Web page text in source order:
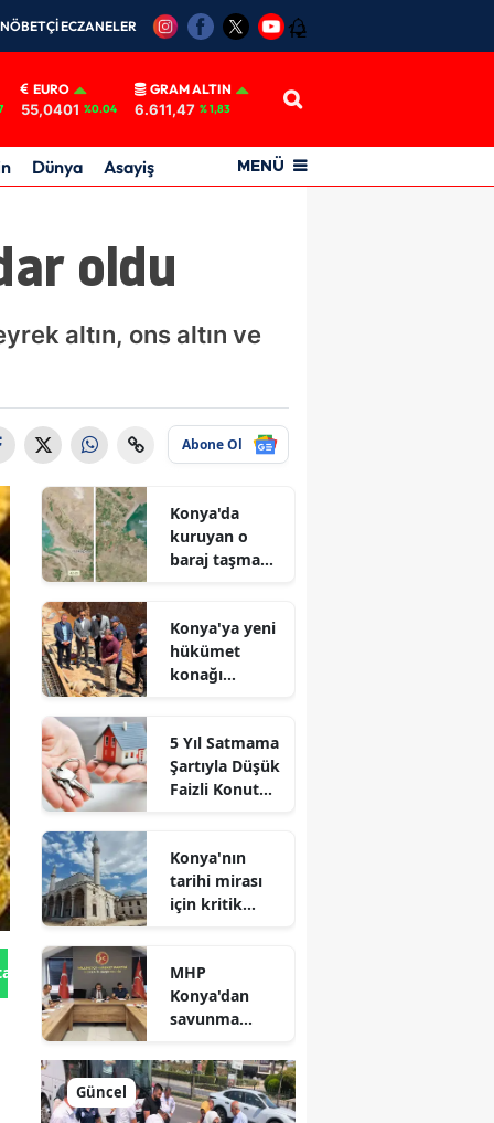
NÖBETÇİ ECZANELER 12
EURO
55,0401 %0.04
GRAM ALTIN
6.611,47 % 1,83
Dünya Asayiş MENÜ
oldu
altın, ons altın ve
Abone Ol
Gönder
Konya'da
kuruyan o
baraj taşma
Konya'ya yeni
hükümet
konağı
5 Yıl Satmama
Şartıyla Düşük
Faizli Konut
Konya'nın
tarihi mirası
için kritik
açıklandı
MHP
Konya'dan
savunma
yeni hamle: İlk
toplantı
yapıldı!
Güncel